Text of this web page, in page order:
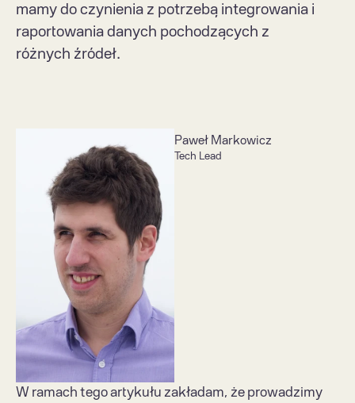
mamy do czynienia z potrzebą integrowania i
raportowania danych pochodzących z
różnych źródeł.
Paweł Markowicz
Tech Lead
W ramach tego artykułu zakładam, że prowadzimy